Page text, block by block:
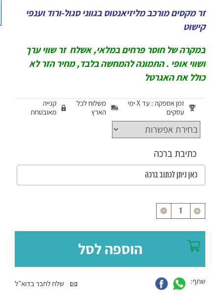
זר מקסים מורכב מליזיאנטוס בגווני סגול-ורוד וענפי
קישוט
במקרה של חוסר פרחים במלאי, אשלח זר שווי ערך
ושווי אופי . התמונה להמחשה בלבד, מחיר הזר לא
כולל את האגרטל
זמן אספקה : עד X ימי
עסקים
משלוח לכל
הארץ
קנייה
מאובטחת
כתיבת ברכה
כמות
הוספה לסל
שתף: שלח לחבר בדוא”ל